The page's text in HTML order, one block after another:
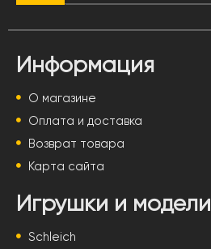
Информация
О магазине
Оплата и доставка
Возврат товара
Карта сайта
Игрушки и модели
Schleich